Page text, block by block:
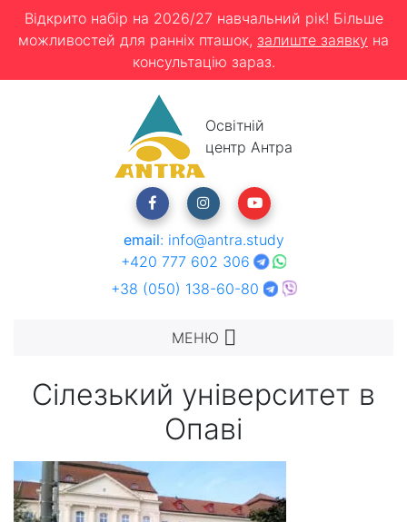
Відкрито набір на 2026/27 навчальний рік! Більше
можливостей для ранніх пташок, залиште заявку на
консультацію зараз.
Освітній
центр Антра
email: info@antra.study
+420 777 602 306
+38 (050) 138-60-80
МЕНЮ
Сілезький університет в
Опаві